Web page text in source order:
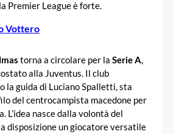
Premier League è forte.
Vottero
torna a circolare per la Serie A,
alla Juventus. Il club
la guida di Luciano Spalletti, sta
del centrocampista macedone per
L’idea nasce dalla volontà del
disposizione un giocatore versatile